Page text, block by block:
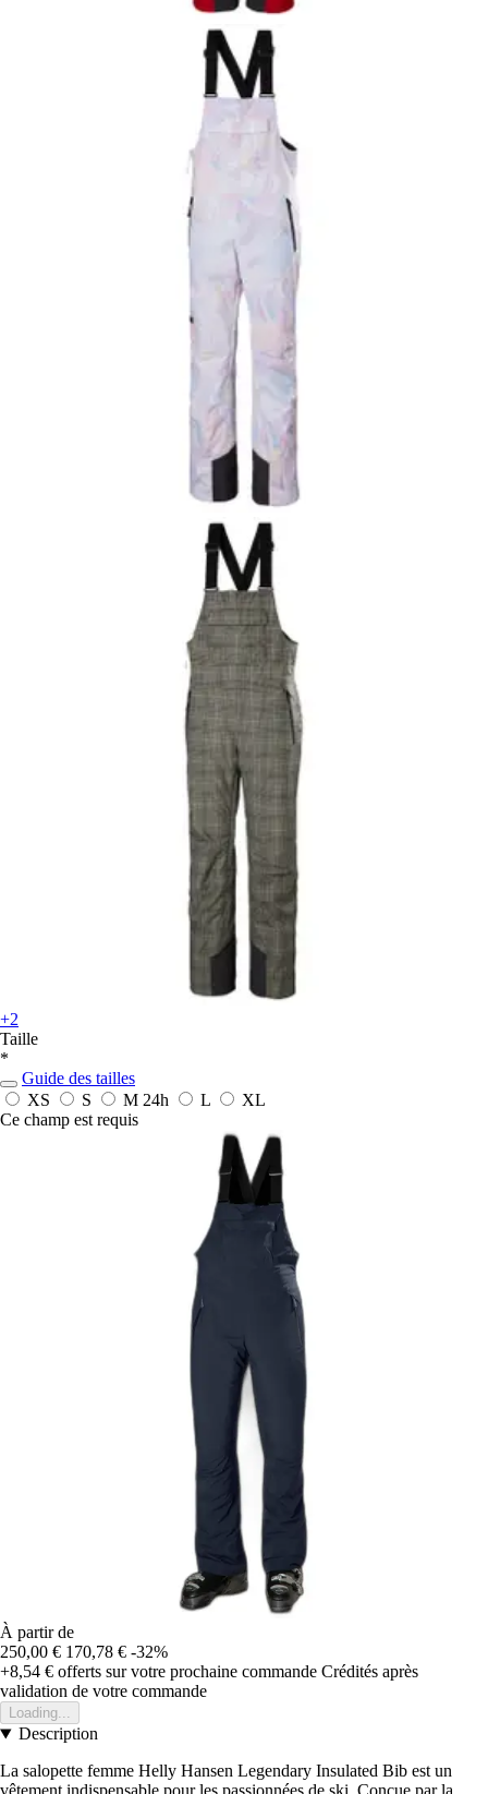
+2
Taille
*
Guide des tailles
XS
S M 24h L
XL
Ce champ est requis
À partir de
250,00 € 170,78 € -32%
+8,54 € offerts sur votre prochaine commande Crédités après
validation de votre commande
Loading...
Description
La salopette femme Helly Hansen Legendary Insulated Bib est un